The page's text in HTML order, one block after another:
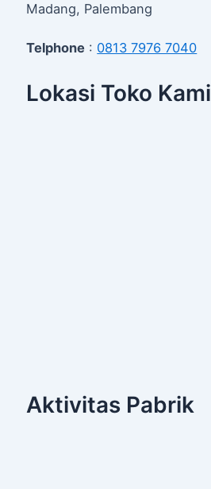
Madang, Palembang
Telphone : 0813 7976 7040
Lokasi Toko Kami
Aktivitas Pabrik